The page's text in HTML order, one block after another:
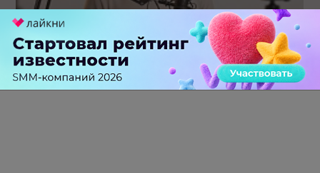
Российский рынок инфлюенс-маркетинга вошел в фазу
стагнации после нескольких лет роста